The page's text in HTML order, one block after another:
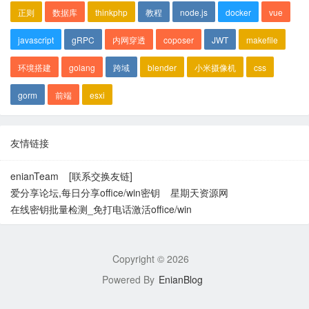
正则 数据库 thinkphp 教程 node.js docker vue
javascript gRPC 内网穿透 coposer JWT makefile
环境搭建 golang 跨域 blender 小米摄像机 css
gorm 前端 esxi
友情链接
enianTeam
[联系交换友链]
爱分享论坛,每日分享office/win密钥
星期天资源网
在线密钥批量检测_免打电话激活office/win
Copyright © 2026
Powered By EnianBlog